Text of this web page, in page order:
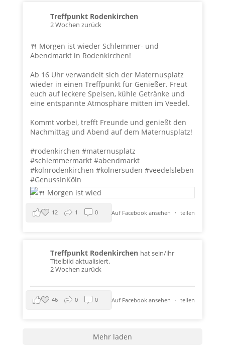
Treffpunkt Rodenkirchen
2 Wochen zurück
🍴 Morgen ist wieder Schlemmer- und
Abendmarkt in Rodenkirchen!
Ab 16 Uhr verwandelt sich der Maternusplatz
wieder in einen Treffpunkt für Genießer. Freut
euch auf leckere Speisen, kühle Getränke und
eine entspannte Atmosphäre mitten im Veedel.
Kommt vorbei, trefft Freunde und genießt den
Nachmittag und Abend auf dem Maternusplatz!
#rodenkirchen #maternusplatz
#schlemmermarkt #abendmarkt
#kölnrodenkirchen #kölnersüden #veedelsleben
#GenussInKöln
Auf Facebook ansehen · teilen
12 1 0
Treffpunkt Rodenkirchen hat sein/ihr
Titelbild aktualisiert.
2 Wochen zurück
Auf Facebook ansehen · teilen
46 0 0
Mehr laden